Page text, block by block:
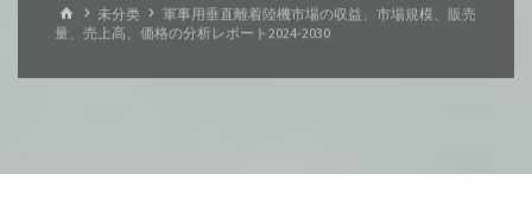
ホ
ー
未分类
軍事用垂直離着陸機市場の収益、市場規模、販売
量、売上高、価格の分析レポート2024-2030